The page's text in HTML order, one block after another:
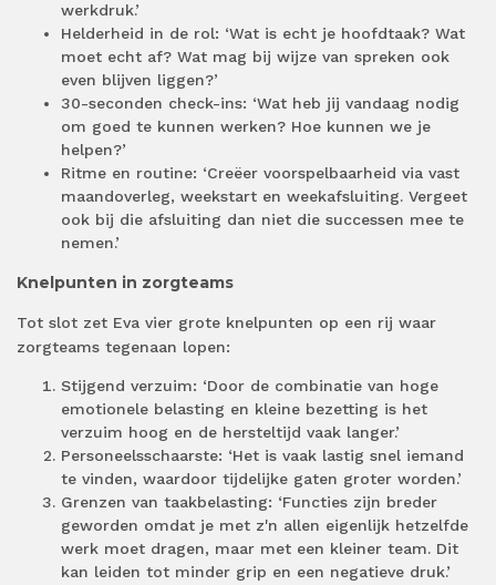
werkdruk.’
Helderheid in de rol: ‘Wat is echt je hoofdtaak? Wat
moet echt af? Wat mag bij wijze van spreken ook
even blijven liggen?’
30-seconden check-ins: ‘Wat heb jij vandaag nodig
om goed te kunnen werken? Hoe kunnen we je
helpen?’
Ritme en routine: ‘Creëer voorspelbaarheid via vast
maandoverleg, weekstart en weekafsluiting. Vergeet
ook bij die afsluiting dan niet die successen mee te
nemen.’
Knelpunten in zorgteams
Tot slot zet Eva vier grote knelpunten op een rij waar
zorgteams tegenaan lopen:
Stijgend verzuim: ‘Door de combinatie van hoge
emotionele belasting en kleine bezetting is het
verzuim hoog en de hersteltijd vaak langer.’
Personeelsschaarste: ‘Het is vaak lastig snel iemand
te vinden, waardoor tijdelijke gaten groter worden.’
Grenzen van taakbelasting: ‘Functies zijn breder
geworden omdat je met z'n allen eigenlijk hetzelfde
werk moet dragen, maar met een kleiner team. Dit
kan leiden tot minder grip en een negatieve druk.’